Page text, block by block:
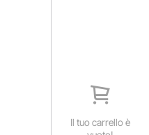
Il tuo carrello è